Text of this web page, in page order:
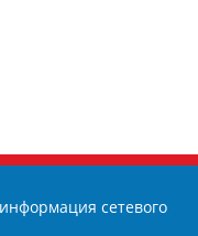
сетевого